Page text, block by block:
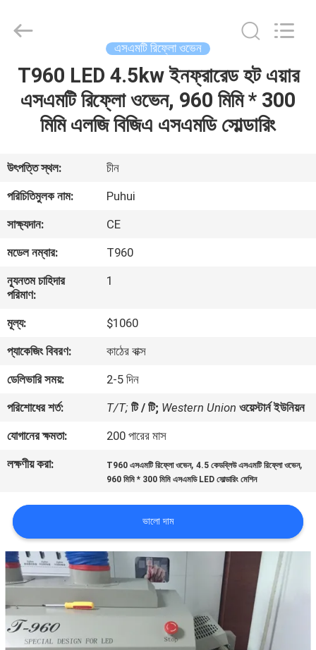
বাড়ি
ভিডিও
সম্পর্কে
কারখানা
মান
নিয়ন্ত্রণ
সাথে
যোগাযোগ
খবর
SHOPPING
ON
LINE
TECHNOLOGY
LIMITED.
Reserved.
এসএমটি রিফ্লো ওভেন
T960 LED 4.5kw ইনফ্রারেড হট এয়ার
এসএমটি রিফ্লো ওভেন, 960 মিমি * 300
মিমি এলজি বিজিএ এসএমডি সোল্ডারিং
উৎপত্তি স্থল:
চীন
পরিচিতিমুলক নাম:
Puhui
সাক্ষ্যদান:
CE
মডেল নম্বার:
T960
ন্যূনতম চাহিদার
পরিমাণ:
1
মূল্য:
$1060
প্যাকেজিং বিবরণ:
কাঠের বাক্স
ডেলিভারি সময়:
2-5 দিন
পরিশোধের শর্ত:
T/T; টি / টি; Western Union ওয়েস্টার্ন ইউনিয়ন
যোগানের ক্ষমতা:
200 পারের মাস
লক্ষণীয় করা:
T960 এসএমটি রিফ্লো ওভেন,4.5 কেডব্লিউ এসএমটি রিফ্লো ওভেন,
960 মিমি * 300 মিমি এসএমডি LED সোল্ডারিং মেশিন
ভালো দাম